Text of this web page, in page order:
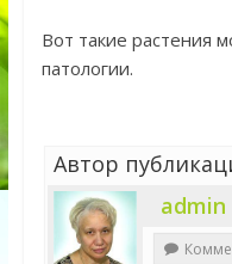
Вот такие растения
патологии.
Автор
admin